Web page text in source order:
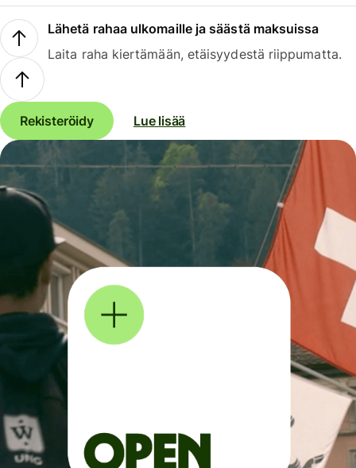
Lähetä rahaa ulkomaille ja säästä maksuissa
Laita raha kiertämään, etäisyydestä riippumatta.
Rekisteröidy Lue lisää